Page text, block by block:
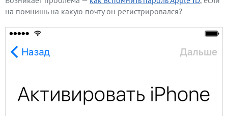
на помнишь на какую почту он регистрировался?